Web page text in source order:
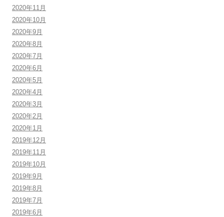
2020年11月
2020年10月
2020年9月
2020年8月
2020年7月
2020年6月
2020年5月
2020年4月
2020年3月
2020年2月
2020年1月
2019年12月
2019年11月
2019年10月
2019年9月
2019年8月
2019年7月
2019年6月